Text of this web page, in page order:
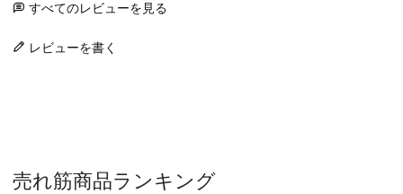
すべてのレビューを見る
レビューを書く
売れ筋商品ランキング